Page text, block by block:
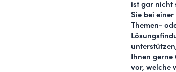
ist gar nicht
Sie bei einer
Themen-
Ihnen
vor, welche